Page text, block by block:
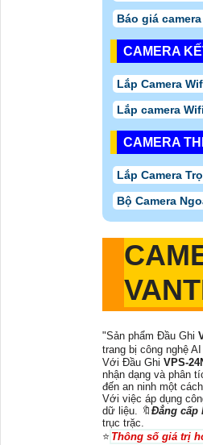
Báo giá
CAMERA
Lắp Camera
Lắp camera
CAMERA
Lắp Camera
Bộ Camera
"Sản phẩm Đầu Ghi
trang bị công nghệ
Với Đầu Ghi VPS-
nhận dạng và phân
đến an ninh một
Với việc áp dụng
dữ liệu. 🔖 Đẳng cấp
trục trặc.
⭐ Thông số giá trị